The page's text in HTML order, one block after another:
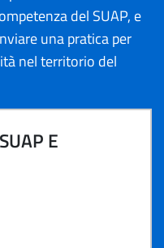
del SUAP, e
una pratica per
nel territorio del
E